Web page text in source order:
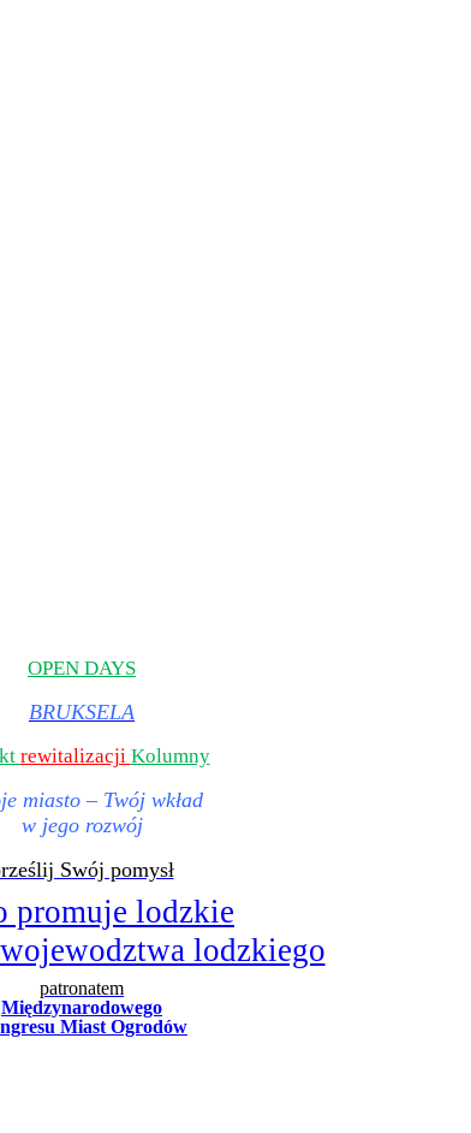
OPEN DAYS
BRUKSELA
rewitalizacji Kolumny
miasto – Twój wkład
w jego rozwój
Swój pomysł
patronatem
Międzynarodowego
Miast Ogrodów